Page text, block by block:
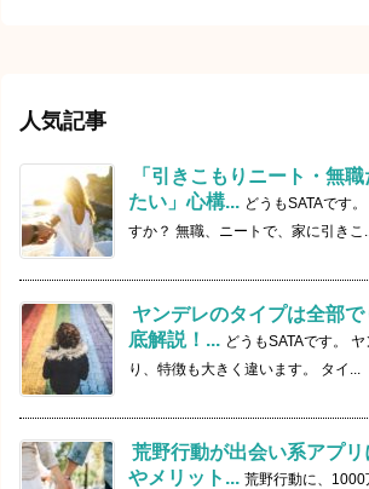
人気記事
「引きこもりニート・無
たい」心構... どうもSATAです
すか？ 無職、ニートで、家に引きこ...
ヤンデレのタイプは全部
底解説！... どうもSATAです。
り、特徴も大きく違います。 タイ...
荒野行動が出会い系アプ
やメリット... 荒野行動に、